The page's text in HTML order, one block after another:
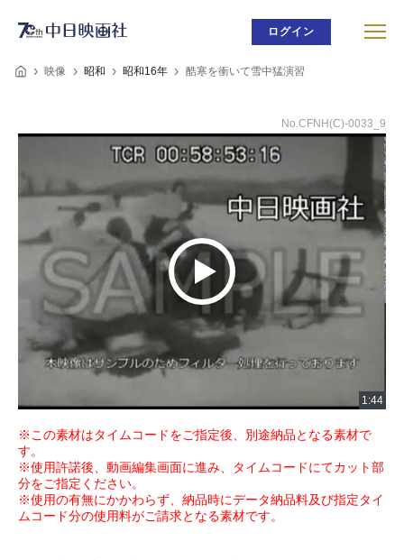
ログイン
映像 昭和 昭和16年 酷寒を衝いて雪中猛演習
No.CFNH(C)-0033_9
※この素材はタイムコードをご指定後、別途納品となる素材で
す。
※使用許諾後、動画編集画面に進み、タイムコードにてカット部
分をご指定ください。
※使用の有無にかかわらず、納品時にデータ納品料及び指定タイ
ムコード分の使用料がご請求となる素材です。